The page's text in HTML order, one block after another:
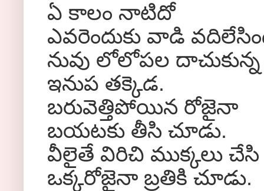
ఏ కాలం నాటిదో
ఎవరెందుకు వాడి
నువు లోలోపల దాచుకున్న
ఇనుప తక్కెడ.
బరువెత్తిపోయిన రోజైనా
బయటకు తీసి చూడు.
వీలైతే విరిచి ముక్కలు చేసి
ఒక్కరోజైనా బ్రతికి చూడు.